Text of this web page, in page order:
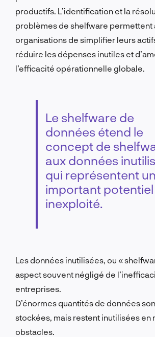
productifs. L’identification et la
problèmes de shelfware permettent
organisations de simplifier leurs
réduire les dépenses inutiles et
l’efficacité opérationnelle globale.
Le shelfware de
données étend le
concept de
aux données
qui représentent un
important potentiel
inexploité.
Les données inutilisées, ou «
aspect souvent négligé de
entreprises.
D’énormes quantités de données
stockées, mais restent inutilisées en
obstacles.